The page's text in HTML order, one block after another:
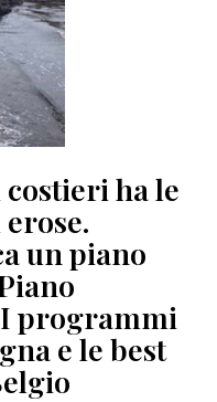
ha le
un piano
programmi
e le best